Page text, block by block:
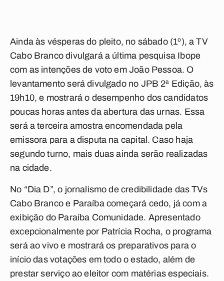
Ainda às vésperas do pleito, no sábado (1º), a TV
Cabo Branco divulgará a última pesquisa Ibope
com as intenções de voto em João Pessoa. O
levantamento será divulgado no JPB 2ª Edição, às
19h10, e mostrará o desempenho dos candidatos
poucas horas antes da abertura das urnas. Essa
será a terceira amostra encomendada pela
emissora para a disputa na capital. Caso haja
segundo turno, mais duas ainda serão realizadas
na cidade.
No “Dia D”, o jornalismo de credibilidade das TVs
Cabo Branco e Paraíba começará cedo, já com a
exibição do Paraíba Comunidade. Apresentado
excepcionalmente por Patrícia Rocha, o programa
será ao vivo e mostrará os preparativos para o
início das votações em todo o estado, além de
prestar serviço ao eleitor com matérias especiais.